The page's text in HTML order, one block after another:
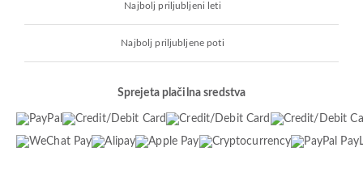
Najbolj priljubljeni leti
Najbolj priljubljene poti
Sprejeta plačilna sredstva